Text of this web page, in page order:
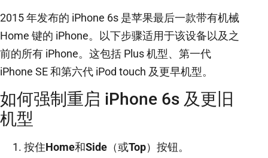
2015 年发布的 iPhone 6s 是苹果最后一款带有机械
Home 键的 iPhone。以下步骤适用于该设备以及之
前的所有 iPhone。这包括 Plus 机型、第一代
iPhone SE 和第六代 iPod touch 及更早机型。
如何强制重启 iPhone 6s 及更旧
机型
按住Home和Side （或Top）按钮。